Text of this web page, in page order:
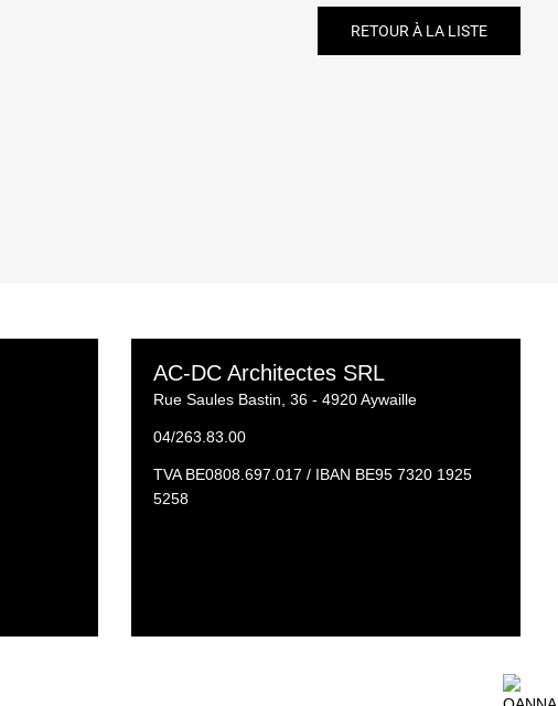
RETOUR À LA LISTE
AC-DC Architectes SRL
Rue Saules Bastin, 36 - 4920 Aywaille
04/263.83.00
TVA BE0808.697.017 / IBAN BE95 7320 1925
5258